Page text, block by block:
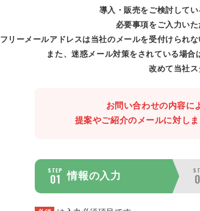
導入・販売をご検討して
必要事項をご入力い
フリーメールアドレスは当社のメールを受付けられ
また、迷惑メール対策をされている場
改めて当社ス
お問い合わせの内容に
提案やご紹介のメールに対し
STEP
01 情報の入力